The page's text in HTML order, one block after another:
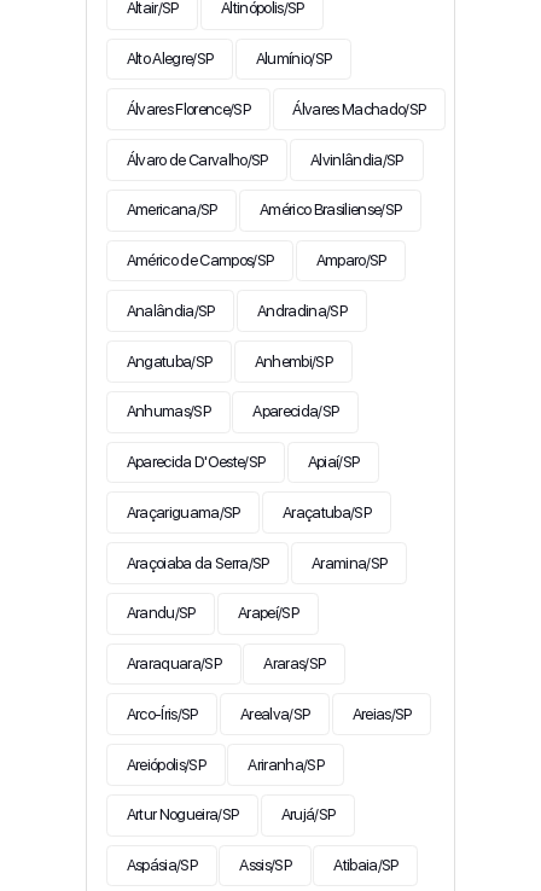
Altair/SP Altinópolis/SP
Alto Alegre/SP Alumínio/SP
Álvares Florence/SP Álvares Machado/SP
Álvaro de Carvalho/SP Alvinlândia/SP
Americana/SP Américo Brasiliense/SP
Américo de Campos/SP Amparo/SP
Analândia/SP Andradina/SP
Angatuba/SP Anhembi/SP
Anhumas/SP Aparecida/SP
Aparecida D'Oeste/SP Apiaí/SP
Araçariguama/SP Araçatuba/SP
Araçoiaba da Serra/SP Aramina/SP
Arandu/SP Arapeí/SP
Araraquara/SP Araras/SP
Arco-Íris/SP Arealva/SP Areias/SP
Areiópolis/SP Ariranha/SP
Artur Nogueira/SP Arujá/SP
Aspásia/SP Assis/SP Atibaia/SP